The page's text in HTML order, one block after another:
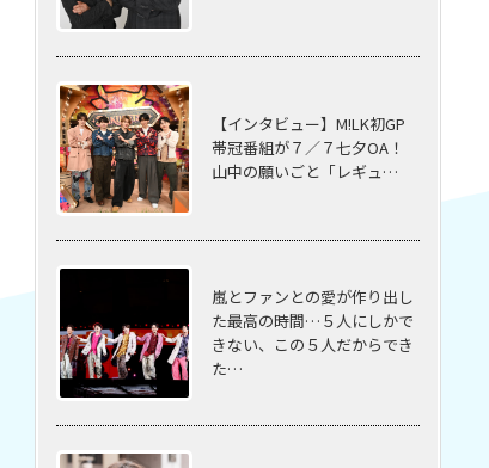
【インタビュー】M!LK初GP
帯冠番組が７／７七夕OA！
山中の願いごと「レギュ…
嵐とファンとの愛が作り出し
た最高の時間…５⼈にしかで
きない、この５⼈だからでき
た…